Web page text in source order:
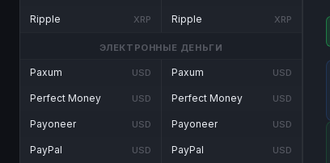
Ripple XRP Ripple XRP
ЭЛЕКТРОННЫЕ ДЕНЬГИ
Paxum USD
Perfect Money USD
Payoneer USD
PayPal USD
Paxum USD
Perfect Money USD
Payoneer USD
PayPal USD